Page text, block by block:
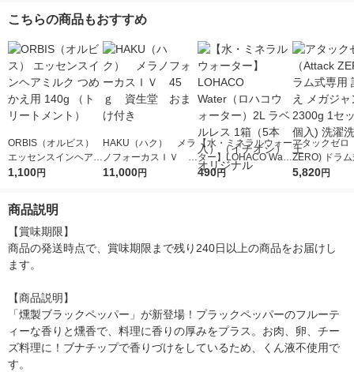
こちらの商品もおすすめ
ORBIS（オルビス）
エッセンスインヘアミ
ルク つめかえ用 140g
1,100円
HAKU（ハク） メラ
ノフォーカスＩＶ 4
5ｇ 資生堂 おまけ
11,000円
【水・ミネラルウォー
ター】LOHACO Wate
r（ロハコウォータ
490円
アタックゼロ
ZERO) ドラ
詰め替え メガ
5,820円
商品説明
【賞味期限】
商品の発送時点で、賞味期限まで残り240日以上の商品をお届けし
ます。
【商品説明】
「燻製ブラックペッパー」が新登場！プラックペッパーのフルーテ
ィーな香りと燻香で、料理に香りの厚みをプラス。お肉、卵、チー
ズ料理に！ブナチップで香りづけをしているため、くん液不使用で
す。